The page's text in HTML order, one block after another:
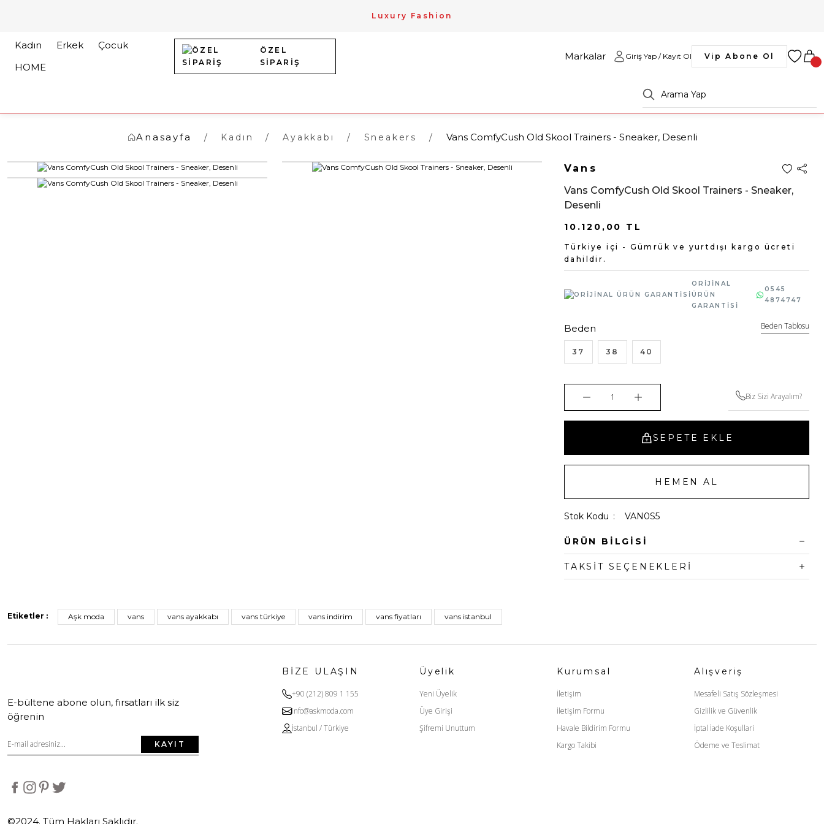
Luxury Fashion
Kadın Erkek
Çocuk
HOME
ÖZEL
SİPARİŞ
Markalar Giriş Yap / Kayıt Ol Vip Abone Ol
Anasayfa Kadın Ayakkabı Sneakers Vans ComfyCush Old Skool Trainers - Sneaker, Desenli
Vans
Vans ComfyCush Old Skool Trainers - Sneaker,
Desenli
10.120,00 TL
Türkiye içi - Gümrük ve yurtdışı kargo ücreti
dahildir.
ORİJİNAL
ÜRÜN
GARANTİSİ
0545
4874747
Beden
37 38 40
Beden Tablosu
Biz Sizi Arayalım?
SEPETE EKLE
HEMEN AL
Stok Kodu VAN0S5
ÜRÜN BILGISI
TAKSIT SEÇENEKLERI
Etiketler : Aşk moda vans vans ayakkabı vans türkiye vans indirim vans fiyatları vans istanbul
E-bültene abone olun, fırsatları ilk siz
öğrenin
KAYIT
BİZE ULAŞIN
+90 (212) 809 1 155
info@askmoda.com
İstanbul / Türkiye
Üyelik
Yeni Üyelik
Üye Girişi
Şifremi Unuttum
Kurumsal
İletişim
İletişim Formu
Havale Bildirim Formu
Kargo Takibi
Alışveriş
Mesafeli Satış Sözleşmesi
Gizlilik ve Güvenlik
İptal İade Koşullari
Ödeme ve Teslimat
©2024. Tüm Hakları Saklıdır.